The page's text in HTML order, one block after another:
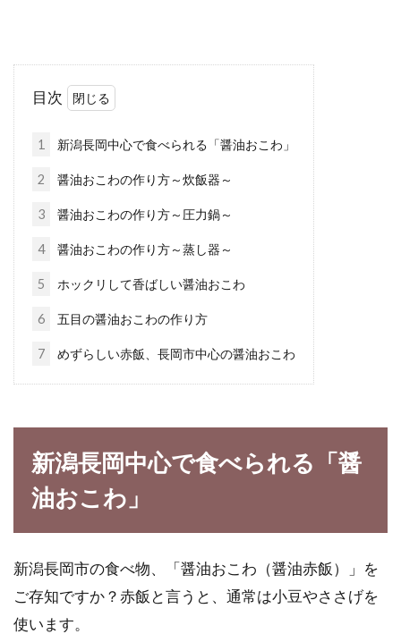
裏がスッキリする収納も。
かつては台所のコンロ下に置いていた醤油は、
今では冷蔵庫保存が定番です。なぜ、そしてい
畑への石灰のまき方を詳しく解説！
日本の畑は酸性雨によって、ほとんどの土が酸
性化しているってご存知でしょうか。もちろ
ん、酸性の...
や、基本のやり方の流れ
か？自宅で焼けるようになれば、焼きたてのパ
目次
1 新潟長岡中心で食べられる「醤油おこわ」
2 醤油おこわの作り方～炊飯器～
3 醤油おこわの作り方～圧力鍋～
4 醤油おこわの作り方～蒸し器～
5 ホックリして香ばしい醤油おこわ
6 五目の醤油おこわの作り方
7 めずらしい赤飯、長岡市中心の醤油おこわ
新潟長岡中心で食べられる「醤
油おこわ」
新潟長岡市の食べ物、「醤油おこわ（醤油赤飯）」を
ご存知ですか？赤飯と言うと、通常は小豆やささげを
使います。